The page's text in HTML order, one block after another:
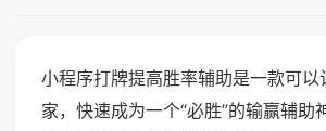
小程序打牌提高胜率辅助是一款可以
家，快速成为一个“必胜”的输赢辅助